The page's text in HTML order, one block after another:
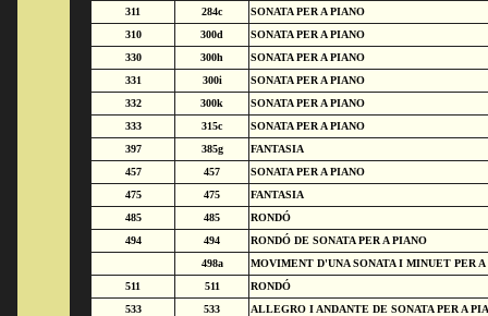
311
284c
SONATA PER A PIANO
310
300d
SONATA PER A PIANO
330
300h
SONATA PER A PIANO
331
300i
SONATA PER A PIANO
332
300k
SONATA PER A PIANO
333
315c
SONATA PER A PIANO
397
385g
FANTASIA
457
457
SONATA PER A PIANO
475
475
FANTASIA
485
485
RONDÓ
494
494
RONDÓ DE SONATA PER A PIANO
498a
MOVIMENT D'UNA SONATA I MINUET PER A
511
511
RONDÓ
533
533
ALLEGRO I ANDANTE DE SONATA PER A